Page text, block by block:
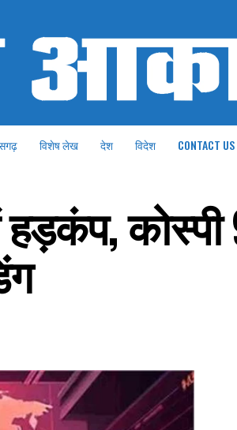
विशेष लेख देश विदेश CONTACT US
हड़कंप,